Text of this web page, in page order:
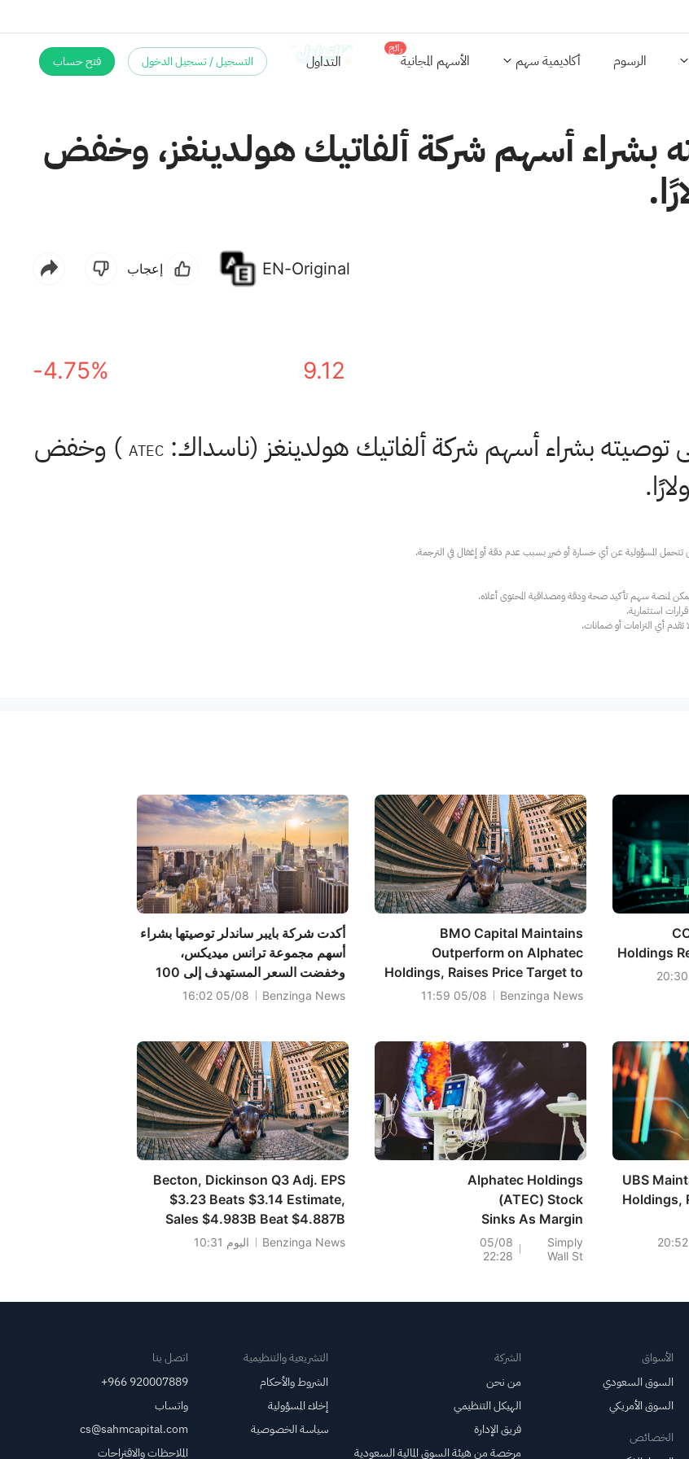
الرسوم أكاديمية سهم الأسهم المجانية
رائج
التسجيل / تسجيل الدخول فتح حساب
بشراء أسهم شركة ألفاتيك هولدينغز، وخفض
EN-Original إعجاب
9.12
-4.75%
توصيته بشراء أسهم شركة ألفاتيك هولدينغز (ناسداك: ATEC ) وخفض
أي التزامات أو ضمانات.
Holdings
BMO Capital Maintains
Outperform on Alphatec
Holdings, Raises Price Target to
$12
Benzinga News
05/08 11:59
أكدت شركة بايبر ساندلر توصيتها بشراء
أسهم مجموعة ترانس ميديكس،
وخفضت السعر المستهدف إلى 100
دولار.
Benzinga News
05/08 16:02
UBS
Holdings,
Alphatec Holdings
(ATEC) Stock
Sinks As Margin
Gains Fail To
Convince
Simply
Wall St
05/08
22:28
Becton, Dickinson Q3 Adj. EPS
$3.23 Beats $3.14 Estimate,
Sales $4.983B Beat $4.887B
Estimate
Benzinga News اليوم 10:31
الأسواق
السوق السعودي
السوق الأمريكي
الخصائص
الشركة
من نحن
الهيكل التنظيمي
فريق الإدارة
مرخصة من هيئة السوق المالية السعودية
التشريعية والتنظيمية
الشروط والأحكام
إخلاء المسؤولية
سياسة الخصوصية
اتصل بنا
+966 920007889
واتساب
cs@sahmcapital.com
الملاحظات والاقتراحات